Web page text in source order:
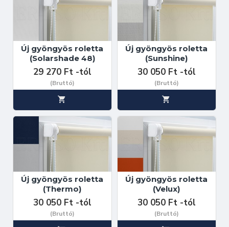
Új gyöngyös roletta
(Solarshade 48)
29 270 Ft -tól
(Bruttó)
Új gyöngyös roletta
(Sunshine)
30 050 Ft -tól
(Bruttó)
Új gyöngyös roletta
(Thermo)
30 050 Ft -tól
(Bruttó)
Új gyöngyös roletta
(Velux)
30 050 Ft -tól
(Bruttó)